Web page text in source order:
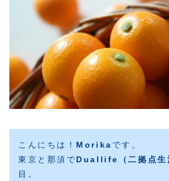
こんにちは！ Morika です。
東京と那須でDuallife（二拠点生
目。